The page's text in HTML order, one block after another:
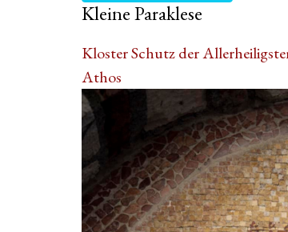
Kleine Paraklese
Kloster Schutz der
Athos